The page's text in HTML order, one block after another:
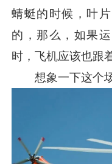
蜻蜓的时候，叶
的，那么，如果
时，飞机应该也跟
想象一下这个